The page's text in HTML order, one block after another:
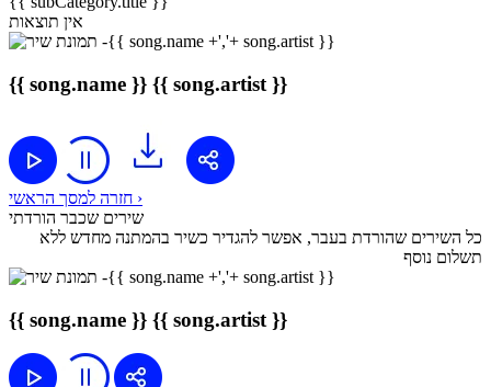
אין תוצאות
{{ song.name }} {{ song.artist }}
חזרה למסך הראשי ›
שירים שכבר הורדתי
כל השירים שהורדת בעבר, אפשר להגדיר כשיר בהמתנה מחדש ללא
תשלום נוסף
{{ song.name }} {{ song.artist }}